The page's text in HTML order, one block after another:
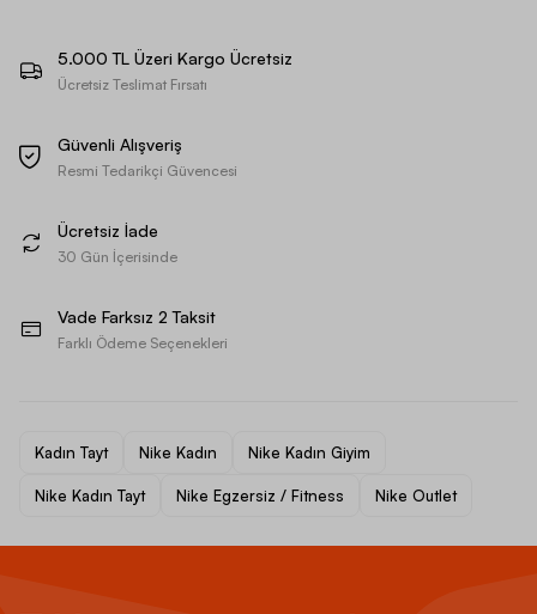
5.000 TL Üzeri Kargo Ücretsiz
Ücretsiz Teslimat Fırsatı
Güvenli Alışveriş
Resmi Tedarikçi Güvencesi
Ücretsiz İade
30 Gün İçerisinde
Vade Farksız 2 Taksit
Farklı Ödeme Seçenekleri
Kadın Tayt Nike Kadın Nike Kadın Giyim
Nike Kadın Tayt Nike Egzersiz / Fitness Nike Outlet